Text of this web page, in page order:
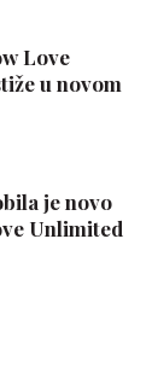
Love
u novom
je novo
Unlimited